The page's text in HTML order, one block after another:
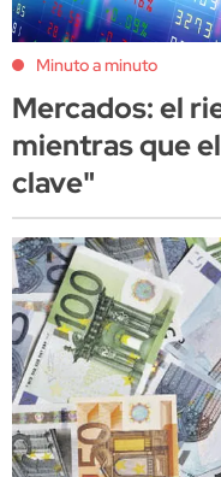
Minuto a minuto
Mercados: el
mientras que
clave"